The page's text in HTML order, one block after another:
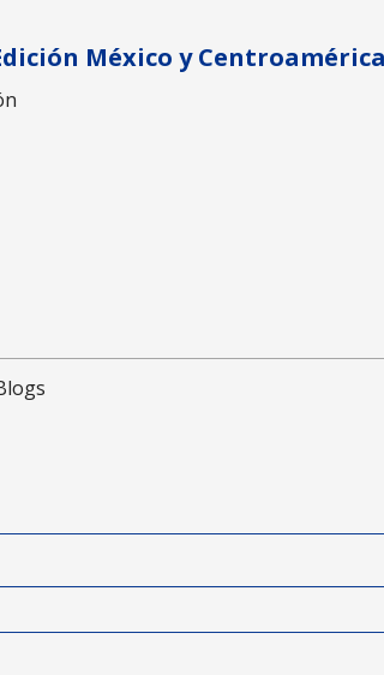
México y Centroamérica